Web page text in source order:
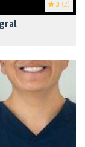
3 (2)